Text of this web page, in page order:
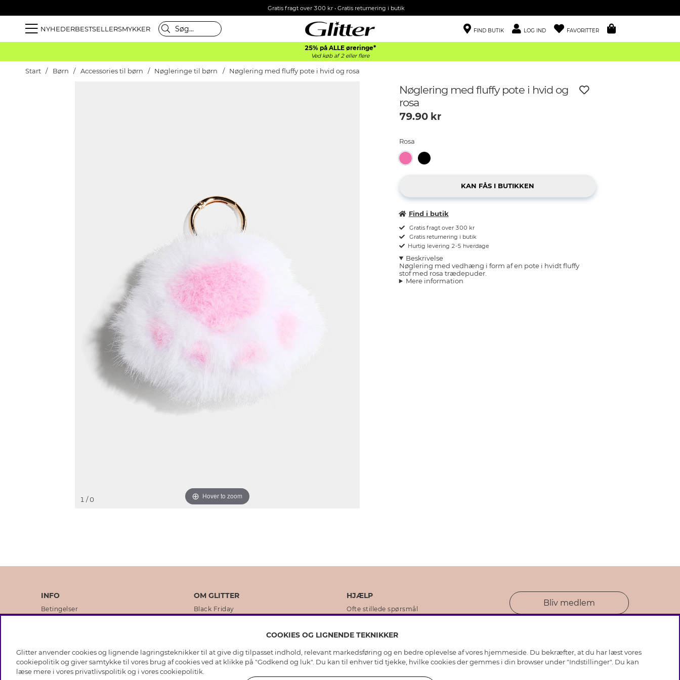
Gratis fragt over 300 kr • Gratis returnering i butik
NYHEDERBESTSELLERSMYKKER FIND BUTIK LOG IND FAVORITTER
25% på ALLE øreringe*
Ved køb af 2 eller flere
Start Børn Accessories til børn Nøgleringe til børn Nøglering med fluffy pote i hvid og rosa
Hover to zoom
1 / 0
Nøglering med fluffy pote i hvid og
rosa
79.90kr
Rosa
Find i butik
Gratis fragt over 300 kr
Gratis returnering i butik
Hurtig levering 2-5 hverdage
Beskrivelse
Nøglering med vedhæng i form af en pote i hvidt fluffy
stof med rosa trædepuder.
Mere information
INFO
Betingelser
Medlemsbetingelser
OM GLITTER
Black Friday
Virksomhedens historie
HJÆLP
Ofte stillede spørsmål
Plejeråd ægte sølv
Plejeråd skindhandsker
Bliv medlem
COOKIES OG LIGNENDE TEKNIKKER
Glitter anvender cookies og lignende lagringsteknikker til at give dig tilpasset indhold, relevant markedsføring og en bedre oplevelse af vores hjemmeside. Du bekræfter, at du har læst vores
cookiepolitik og giver samtykke til vores brug af cookies ved at klikke på "Godkend og luk". Du kan til enhver tid tjekke, hvilke cookies der gemmes i din browser under "Indstillinger". Du kan
læse mere i vores privatlivspolitik og i vorescookiepolitik